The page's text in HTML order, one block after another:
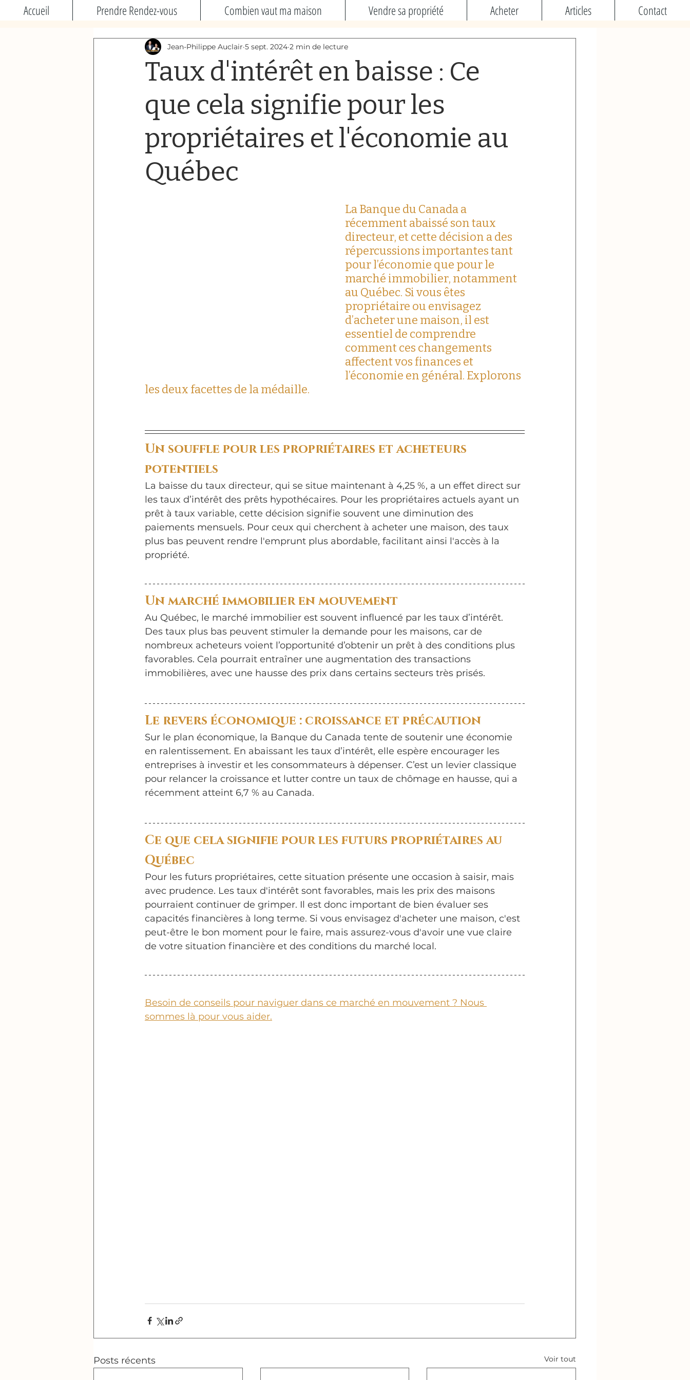
Accueil Prendre Rendez-vous Combien vaut ma maison Vendre sa propriété Acheter Articles Contact
Taux d'intérêt en baisse : Ce
que cela signifie pour les
propriétaires et l'économie au
Québec
Jean-Philippe Auclair 5 sept. 2024 2 min de lecture
La Banque du Canada a
récemment abaissé son taux
directeur, et cette décision a des
répercussions importantes tant
pour l’économie que pour le
marché immobilier, notamment
au Québec. Si vous êtes
propriétaire ou envisagez
d’acheter une maison, il est
essentiel de comprendre
comment ces changements
affectent vos finances et
l’économie en général. Explorons
les deux facettes de la médaille.
Un souffle pour les propriétaires et acheteurs
potentiels
La baisse du taux directeur, qui se situe maintenant à 4,25 %, a un effet direct sur
les taux d’intérêt des prêts hypothécaires. Pour les propriétaires actuels ayant un
prêt à taux variable, cette décision signifie souvent une diminution des
paiements mensuels. Pour ceux qui cherchent à acheter une maison, des taux
plus bas peuvent rendre l'emprunt plus abordable, facilitant ainsi l'accès à la
propriété.
Un marché immobilier en mouvement
Au Québec, le marché immobilier est souvent influencé par les taux d’intérêt.
Des taux plus bas peuvent stimuler la demande pour les maisons, car de
nombreux acheteurs voient l’opportunité d’obtenir un prêt à des conditions plus
favorables. Cela pourrait entraîner une augmentation des transactions
immobilières, avec une hausse des prix dans certains secteurs très prisés.
Le revers économique : croissance et précaution
Sur le plan économique, la Banque du Canada tente de soutenir une économie
en ralentissement. En abaissant les taux d’intérêt, elle espère encourager les
entreprises à investir et les consommateurs à dépenser. C’est un levier classique
pour relancer la croissance et lutter contre un taux de chômage en hausse, qui a
récemment atteint 6,7 % au Canada.
Ce que cela signifie pour les futurs propriétaires au
Québec
Pour les futurs propriétaires, cette situation présente une occasion à saisir, mais
avec prudence. Les taux d'intérêt sont favorables, mais les prix des maisons
pourraient continuer de grimper. Il est donc important de bien évaluer ses
capacités financières à long terme. Si vous envisagez d'acheter une maison, c'est
peut-être le bon moment pour le faire, mais assurez-vous d'avoir une vue claire
de votre situation financière et des conditions du marché local.
Besoin de conseils pour naviguer dans ce marché en mouvement ? Nous
sommes là pour vous aider.
Posts récents Voir tout